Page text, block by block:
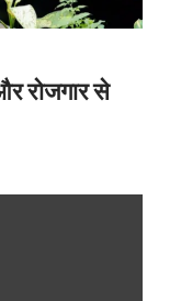
रोजगार से